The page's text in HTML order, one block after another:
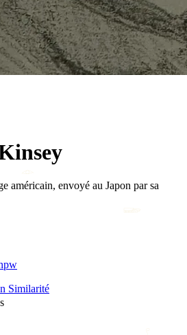
𓁹
américain, envoyé au Japon par sa
Similarité